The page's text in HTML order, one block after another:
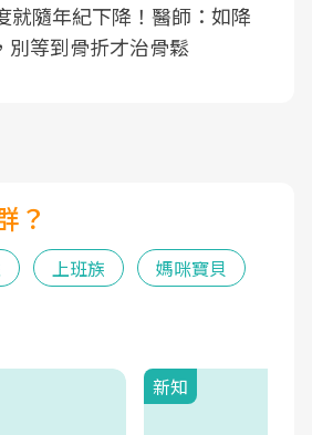
就隨年紀下降！醫師：如降
別等到骨折才治骨鬆
？
上班族 媽咪寶貝
新知